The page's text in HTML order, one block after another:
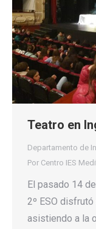
Teatro en
Departamento de
Por Centro IES
El pasado 14
2º ESO
asistiendo a la